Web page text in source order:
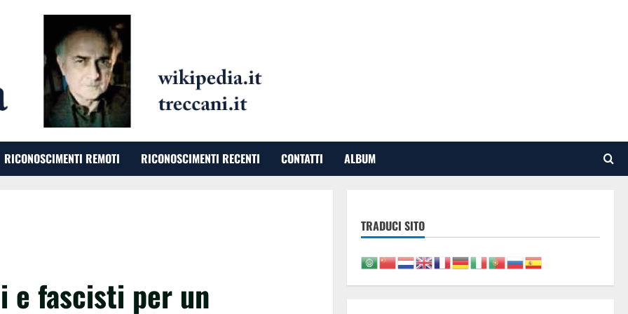
RICONOSCIMENTI REMOTI RICONOSCIMENTI RECENTI CONTATTI ALBUM
e fascisti per un
TRADUCI SITO